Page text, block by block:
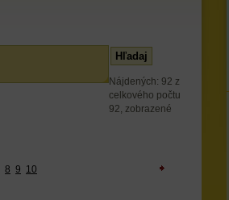
Nájdených: 92 z
celkového počtu
92, zobrazené
8 9 10